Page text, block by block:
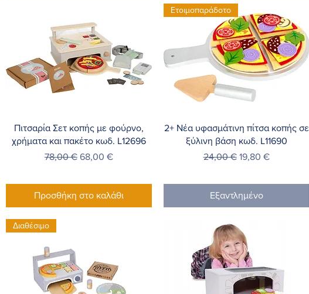
Γρήγορη προβολή
Πιτσαρία Σετ κοπής με φούρνο,
χρήματα και πακέτο κωδ. L12696
Κανονική τιμή
78,00 € Τιμή Έκπτωσης
68,00 €
Προσθήκη στο καλάθι
Γρήγορη προβολή
Ετοιμοπαράδοτο
2+ Νέα υφασμάτινη πίτσα κοπής σε
ξύλινη βάση κωδ. L11690
Κανονική τιμή
24,00 € Τιμή Έκπτωσης
19,80 €
Εξαντλημένο
Διαθέσιμο